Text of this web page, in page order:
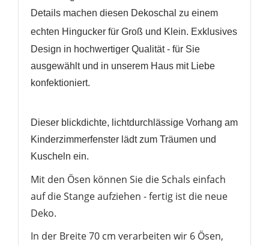
Details machen diesen Dekoschal zu einem
echten Hingucker für Groß und Klein. Exklusives
Design in hochwertiger Qualität - für Sie
ausgewählt und in unserem Haus mit Liebe
konfektioniert.
Dieser blickdichte, lichtdurchlässige Vorhang am
Kinderzimmerfenster lädt zum Träumen und
Kuscheln ein.
Mit den Ösen können Sie die Schals einfach
auf die Stange aufziehen - fertig ist die neue
Deko.
In der Breite 70 cm verarbeiten wir 6 Ösen,
AUF MEINE WUNSCHLISTE
add_circle_outline Neue Liste anlegen
Name der Wunschliste
Wunschliste
ANMELDEN
Sie müssen angemeldet sein, um Artikel Ihrer
Wunschliste hinzufügen zu können.
Anmelden